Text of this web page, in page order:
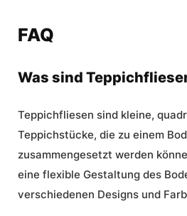
FAQ
Was sind
Teppichfliesen sind kleine,
Teppichstücke, die zu einem
zusammengesetzt werden
eine flexible Gestaltung des
verschiedenen Designs und